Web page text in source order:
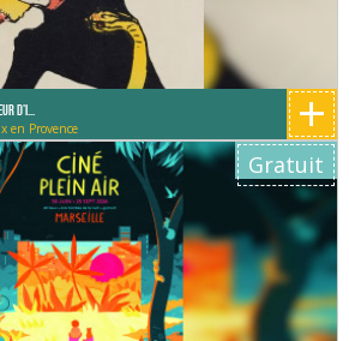
d'i...
en Provence +
Gratuit